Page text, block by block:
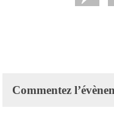
Commentez